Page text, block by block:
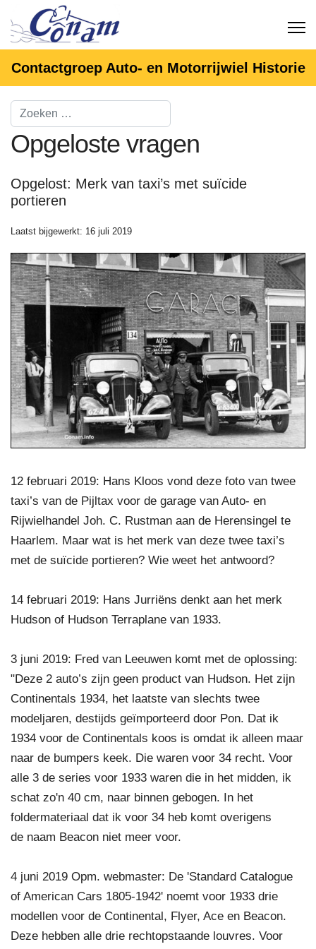
Contactgroep Auto- en Motorrijwiel Historie
Opgeloste vragen
Opgelost: Merk van taxi’s met suïcide
portieren
Laatst bijgewerkt: 16 juli 2019
12 februari 2019: Hans Kloos vond deze foto van twee
taxi’s van de Pijltax voor de garage van Auto- en
Rijwielhandel Joh. C. Rustman aan de Herensingel te
Haarlem. Maar wat is het merk van deze twee taxi’s
met de suïcide portieren? Wie weet het antwoord?
14 februari 2019: Hans Jurriëns denkt aan het merk
Hudson of Hudson Terraplane van 1933.
3 juni 2019: Fred van Leeuwen komt met de oplossing:
"Deze 2 auto’s zijn geen product van Hudson. Het zijn
Continentals 1934, het laatste van slechts twee
modeljaren, destijds geïmporteerd door Pon. Dat ik
1934 voor de Continentals koos is omdat ik alleen maar
naar de bumpers keek. Die waren voor 34 recht. Voor
alle 3 de series voor 1933 waren die in het midden, ik
schat zo'n 40 cm, naar binnen gebogen. In het
foldermateriaal dat ik voor 34 heb komt overigens
de naam Beacon niet meer voor.
4 juni 2019 Opm. webmaster: De 'Standard Catalogue
of American Cars 1805-1942' noemt voor 1933 drie
modellen voor de Continental, Flyer, Ace en Beacon.
Deze hebben alle drie rechtopstaande louvres. Voor